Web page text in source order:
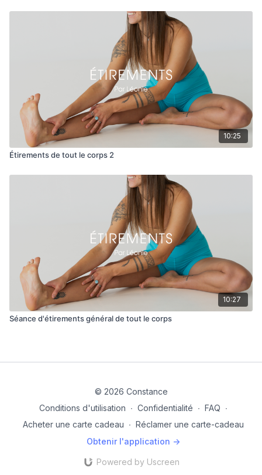
10:25
Étirements de tout le corps 2
10:27
Séance d'étirements général de tout le corps
© 2026 Constance
Conditions d'utilisation ∙ Confidentialité ∙ FAQ ∙
Acheter une carte cadeau ∙ Réclamer une carte-cadeau
Obtenir l'application ->
Powered by Uscreen